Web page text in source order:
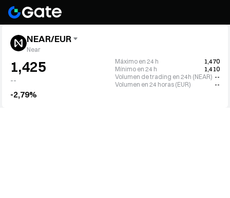
NEAR/EUR
Near
1,425
--
-2,79%
Máximo en 24 h
1,470
Mínimo en 24 h
1,410
Volumen de trading en 24h (NEAR) --
Volumen en 24 horas (EUR)
--